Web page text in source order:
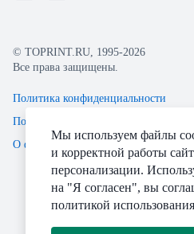
© TOPRINT.RU, 1995-2026
Все права защищены.
Политика конфиденциальности
Пользовательское соглашение
О файлах Cookie
Мы используем файлы
и корректной работы
персонализации.
на "Я согласен", вы
политикой